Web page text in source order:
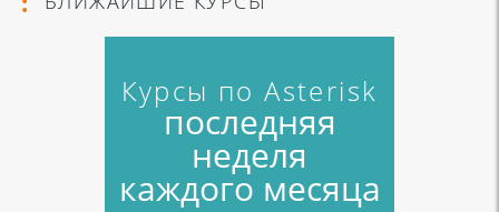
Курсы по Asterisk
последняя
неделя
каждого месяца